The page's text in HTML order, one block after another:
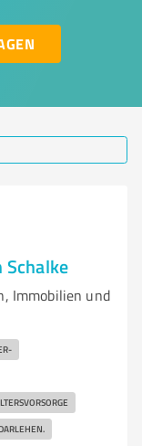
Immobilien und